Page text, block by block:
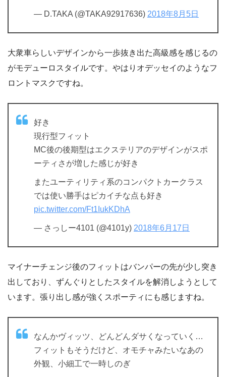
— D.TAKA (@TAKA92917636) 2018年8月5日
大衆車らしいデザインから一歩抜き出た高級感を感じるの
がモデューロスタイルです。やはりオデッセイのようなフ
ロントマスクですね。
好き
現行型フィット
MC後の後期型はエクステリアのデザインがスポ
ーティさが増した感じが好き
またユーティリティ系のコンパクトカークラス
では使い勝手はピカイチな点も好き
pic.twitter.com/Ft1IukKDhA
— さっしー4101 (@4101y) 2018年6月17日
マイナーチェンジ後のフィットはバンパーの先が少し突き
出しており、ずんぐりとしたスタイルを解消しようとして
います。張り出し感が強くスポーティにも感じますね。
なんかヴィッツ、どんどんダサくなっていく…
フィットもそうだけど、オモチャみたいなあの
外観、小細工で一時しのぎ